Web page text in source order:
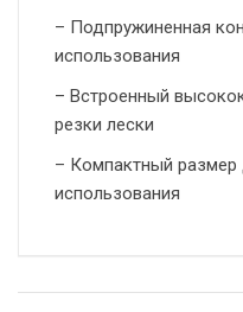
– Подпружиненная
использования
– Встроенный
резки лески
– Компактный размер
использования